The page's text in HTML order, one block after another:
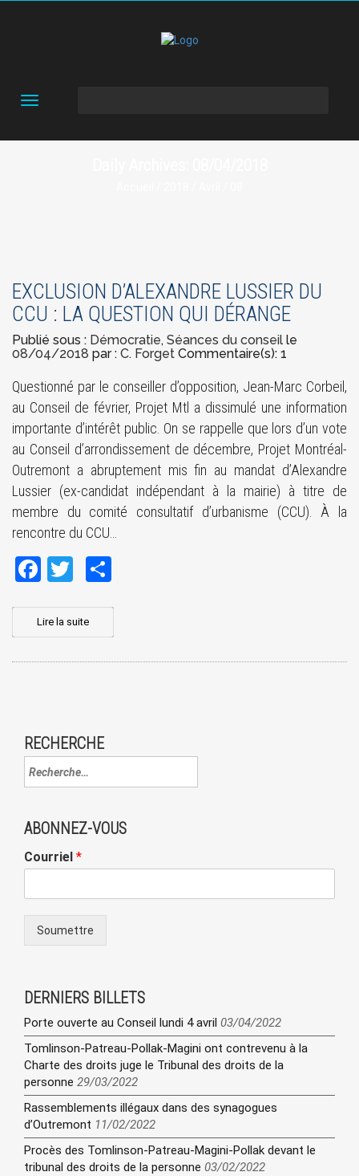
Toggle
EXCLUSION D’ALEXANDRE LUSSIER DU
CCU : LA QUESTION QUI DÉRANGE
Publié sous : Démocratie, Séances du conseil le
08/04/2018 par : C. Forget Commentaire(s): 1
Questionné par le conseiller d’opposition, Jean-Marc Corbeil,
au Conseil de février, Projet Mtl a dissimulé une information
importante d’intérêt public. On se rappelle que lors d’un vote
au Conseil d’arrondissement de décembre, Projet Montréal-
Outremont a abruptement mis fin au mandat d’Alexandre
Lussier (ex-candidat indépendant à la mairie) à titre de
membre du comité consultatif d’urbanisme (CCU). À la
rencontre du CCU…
FacebookTwitter
Lire la suite
RECHERCHE
ABONNEZ-VOUS
Courriel *
Soumettre
DERNIERS BILLETS
Porte ouverte au Conseil lundi 4 avril 03/04/2022
Tomlinson-Patreau-Pollak-Magini ont contrevenu à la
Charte des droits juge le Tribunal des droits de la
personne 29/03/2022
Rassemblements illégaux dans des synagogues
d’Outremont 11/02/2022
Procès des Tomlinson-Patreau-Magini-Pollak devant le
tribunal des droits de la personne 03/02/2022